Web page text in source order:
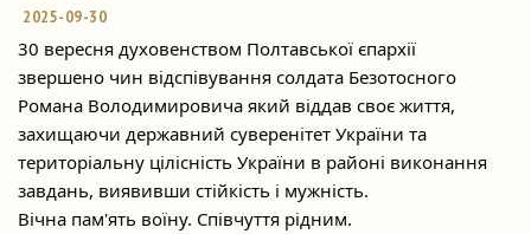
2025-09-30
30 вересня духовенством Полтавської єпархії
звершено чин відспівування солдата Безотосного
Романа Володимировича який віддав своє життя,
захищаючи державний суверенітет України та
територіальну цілісність України в районі виконання
завдань, виявивши стійкість і мужність.
Вічна пам'ять воїну. Співчуття рідним.